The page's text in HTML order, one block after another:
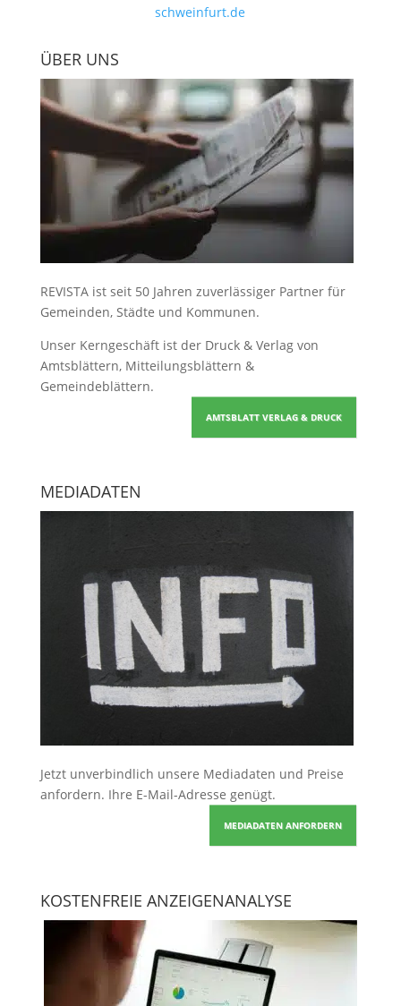
schweinfurt.de
ÜBER UNS
REVISTA ist seit 50 Jahren zuverlässiger Partner für
Gemeinden, Städte und Kommunen.
Unser Kerngeschäft ist der Druck & Verlag von
Amtsblättern, Mitteilungsblättern &
Gemeindeblättern.
AMTSBLATT VERLAG & DRUCK
MEDIADATEN
Jetzt unverbindlich unsere Mediadaten und Preise
anfordern. Ihre E-Mail-Adresse genügt.
MEDIADATEN ANFORDERN
KOSTENFREIE ANZEIGENANALYSE